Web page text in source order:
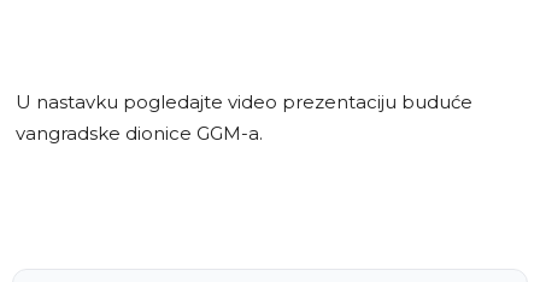
U nastavku pogledajte video prezentaciju buduće
vangradske dionice GGM-a.